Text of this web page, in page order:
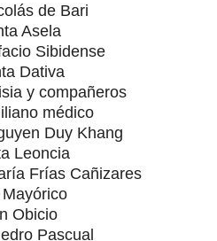
de Bari
Asela
Sibidense
Dativa
y compañeros
médico
Duy Khang
Leoncia
Frías Cañizares
Obicio
Pascual